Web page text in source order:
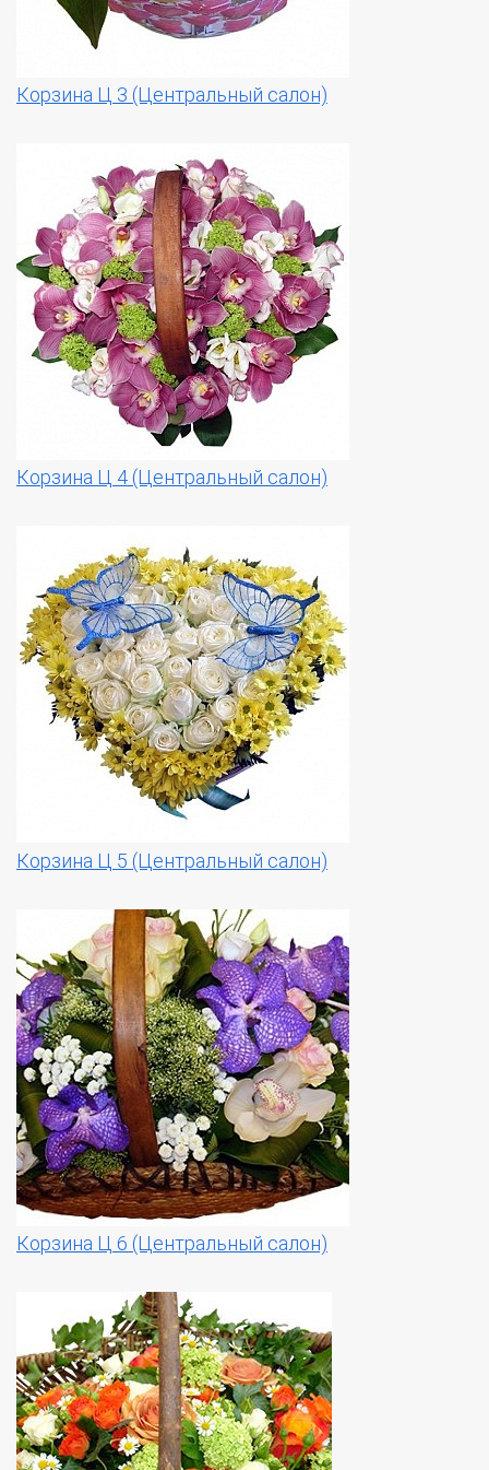
Корзина Ц 3 (Центральный салон)
Корзина Ц 4 (Центральный салон)
Корзина Ц 5 (Центральный салон)
Корзина Ц 6 (Центральный салон)